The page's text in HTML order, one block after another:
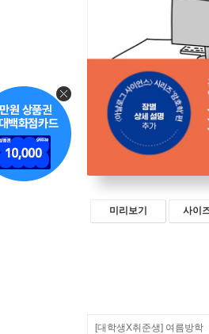
미리보기 사이
[대학생X취준생] 여름방학